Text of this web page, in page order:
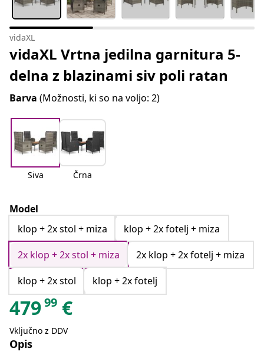
vidaXL
vidaXL Vrtna jedilna garnitura 5-
delna z blazinami siv poli ratan
Barva (Možnosti, ki so na voljo: 2)
Siva Črna
Model
klop + 2x stol + miza
klop + 2x fotelj + miza
2x klop + 2x stol + miza
2x klop + 2x fotelj + miza
klop + 2x stol
klop + 2x fotelj
47999 €
Vključno z DDV
Opis